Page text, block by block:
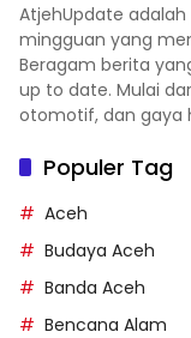
AtjehUpdate
mingguan yang
Beragam berita
up to date. Mulai
otomotif, dan gaya
Populer Tag
Aceh
Budaya Aceh
Banda Aceh
Bencana Alam